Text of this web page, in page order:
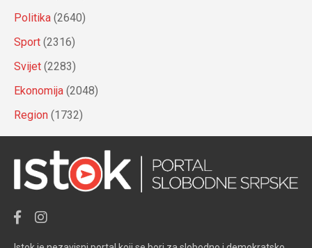
Politika (2640)
Sport (2316)
Svijet (2283)
Ekonomija (2048)
Region (1732)